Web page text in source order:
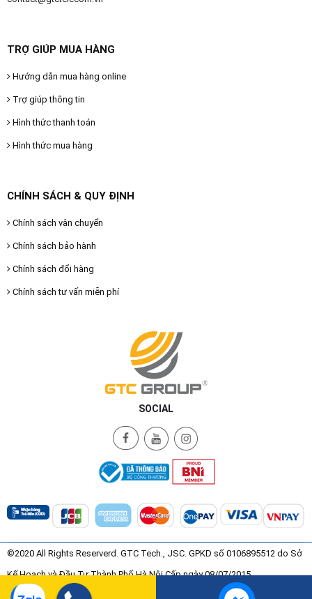
TRỢ GIÚP MUA HÀNG
Hướng dẫn mua hàng online
Trợ giúp thông tin
Hình thức thanh toán
Hình thức mua hàng
CHÍNH SÁCH & QUY ĐỊNH
Chính sách vận chuyển
Chính sách bảo hành
Chính sách đổi hàng
Chính sách tư vấn miễn phí
SOCIAL
©2020 All Rights Reserverd. GTC Tech., JSC. GPKD số 0106895512 do Sở
Kế Hoạch và Đầu Tư Thành Phố Hà Nội Cấp ngày 08/07/2015